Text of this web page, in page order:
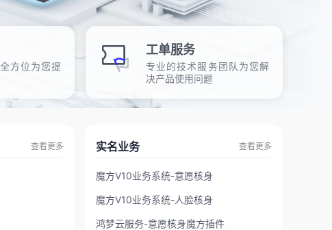
方位为您提
工单服务
专业的技术服务团队为您解
决产品使用问题
查看更多 实名业务 查看更多
魔方V10业务系统-意愿核身
魔方V10业务系统-人脸核身
鸿梦云服务-意愿核身魔方插件